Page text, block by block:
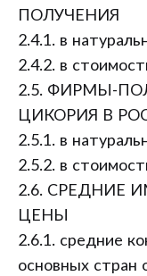
ПОЛУЧЕНИЯ
2.4.1. в
2.4.2. в
2.5. ФИРМЫ-
ЦИКОРИЯ В
2.5.1. в
2.5.2. в
2.6. СРЕДНИЕ
ЦЕНЫ
2.6.1. средние
основных стран